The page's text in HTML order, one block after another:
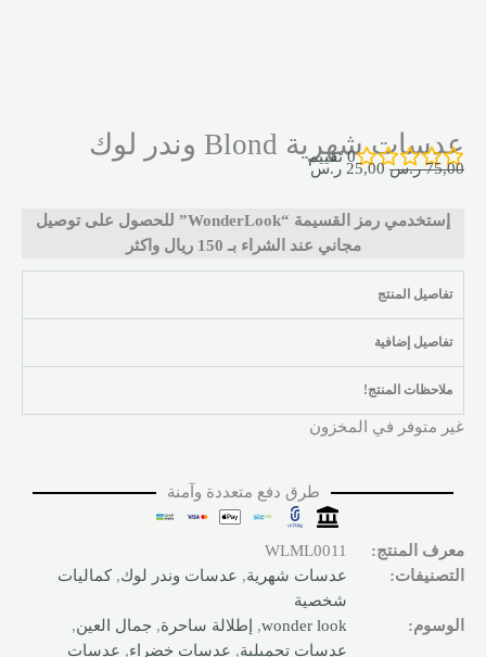
عدسات شهرية Blond وندر لوك
0تقييم
75,00 ر.س 25,00 ر.س
إستخدمي رمز القسيمة “WonderLook” للحصول على توصيل
مجاني عند الشراء بـ 150 ريال واكثر
تفاصيل المنتج
تفاصيل إضافية
ملاحظات المنتج!
غير متوفر في المخزون
طرق دفع متعددة وآمنة
معرف المنتج:
WLML0011
التصنيفات:
عدسات شهرية, عدسات وندر لوك,كماليات
شخصية
الوسوم:
wonder look
, إطلالة ساحرة, جمال العين,
عدسات تجميلية, عدسات خضراء, عدسات